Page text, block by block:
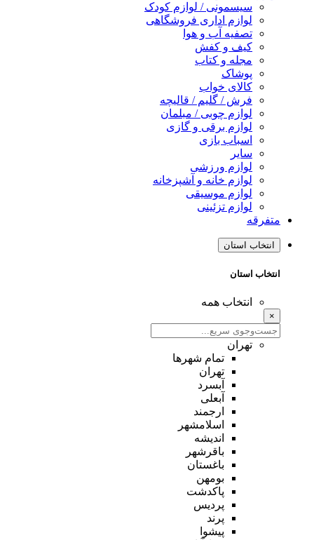
سیسمونی / لوازم کودک
لوازم اداری فروشگاهی
تصفیه آب و هوا
کیف و کفش
مجله و کتاب
پوشاک
کالای خواب
فرش / گلیم / قالیچه
لوازم چوبی / مبلمان
لوازم برقی و گازی
اسباب بازی
سایر
لوازم ورزشی
لوازم خانه و آشپزخانه
لوازم موسیقی
لوازم تزئینی
متفرقه
انتخاب استان
انتخاب استان
انتخاب همه
×
تهران
تمام شهر‌ها
تهران
آبسرد
آبعلی
ارجمند
اسلامشهر
اندیشه
باقرشهر
باغستان
بومهن
پاکدشت
پردیس
پرند
پیشوا